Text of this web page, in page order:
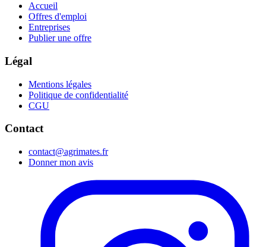
Accueil
Offres d'emploi
Entreprises
Publier une offre
Légal
Mentions légales
Politique de confidentialité
CGU
Contact
contact@agrimates.fr
Donner mon avis